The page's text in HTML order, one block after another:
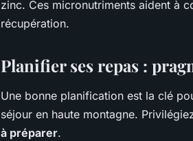
zinc. Ces micronutriments aident à
récupération.
Planifier ses repas :
Une bonne planification est la clé
séjour en haute montagne.
à préparer.